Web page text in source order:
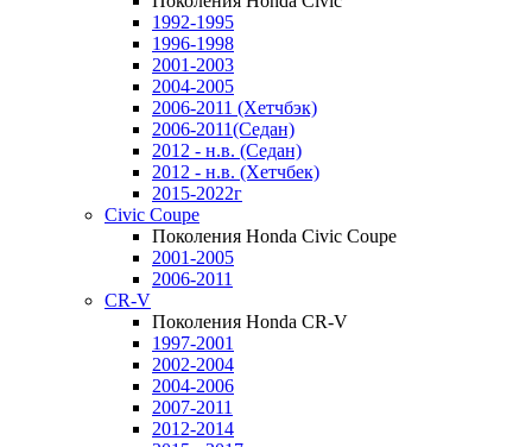
1992-1995
1996-1998
2001-2003
2004-2005
2006-2011 (Хетчбэк)
2006-2011(Седан)
2012 - н.в. (Седан)
2012 - н.в. (Хетчбек)
2015-2022г
Civic Coupe
Поколения Honda Civic Coupe
2001-2005
2006-2011
CR-V
Поколения Honda CR-V
1997-2001
2002-2004
2004-2006
2007-2011
2012-2014